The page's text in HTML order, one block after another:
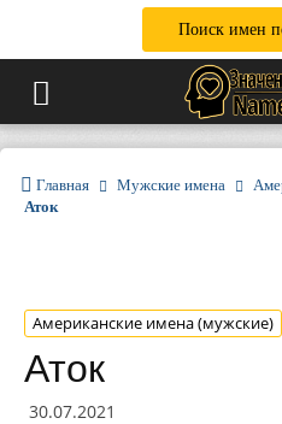
Поиск имен
Главная Мужские имена
Аток
Американские имена (мужские)
Аток
30.07.2021